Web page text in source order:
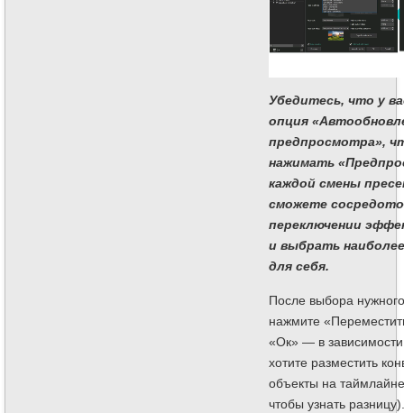
Убедитесь, что у
опция
предпросмотра»,
нажимать
каждой смены
сможете
переключении
и выбрать
для себя.
После выбора
нажмите
«Ок» — в зависимости
хотите разместить
объекты на
чтобы узнать разницу).